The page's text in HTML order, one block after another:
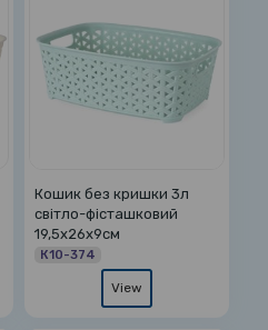
Кошик без кришки 3л
світло-фісташковий
19,5х26х9см
К10-374
View